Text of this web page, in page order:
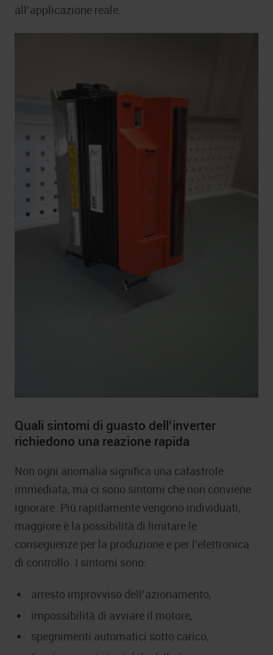
all’applicazione reale.
Quali sintomi di guasto dell’inverter
richiedono una reazione rapida
Non ogni anomalia significa una catastrofe
immediata, ma ci sono sintomi che non conviene
ignorare. Più rapidamente vengono individuati,
maggiore è la possibilità di limitare le
conseguenze per la produzione e per l’elettronica
di controllo. I sintomi sono:
arresto improvviso dell’azionamento,
impossibilità di avviare il motore,
spegnimenti automatici sotto carico,